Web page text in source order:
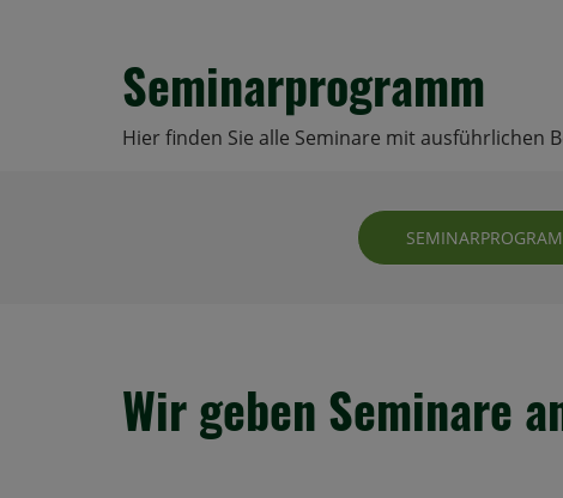
Seminarprogramm
Hier finden Sie alle Seminare mit ausführlichen
Wir geben Seminare